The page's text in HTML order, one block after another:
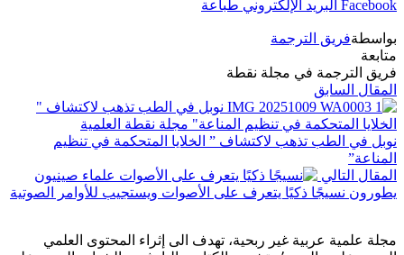
Facebook البريد الإلكتروني طباعة
بواسطةفريق الترجمة
متابعة
فريق الترجمة في مجلة نقطة
المقال السابق
نوبل في الطب تذهب لاكتشاف ” الخلايا المتحكمة في تنظيم
المناعة”
المقال التالي
علماء صينيون
يطورون نسيجًا ذكيًا يتعرف على الأصوات ويستجيب للأوامر الصوتية
مجلة علمية عربية غير ربحية، تهدف الى إثراء المحتوى العلمي